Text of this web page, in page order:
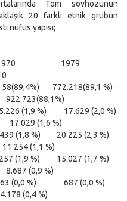
Tom sovhozunun
20 farklı etnik grubun
nüfus yapısı;
1970 1979
772.218(89,1 %)
(1,9 %) 17.629 (2,0 %)
(1,6 %)
(1,8 %) 20.225 (2,3 %)
(1,1 %)
(1,9 %) 15.027 (1,7 %)
(0,9 %)
(0,0 %) 687 (0,0 %)
(0,4 %)